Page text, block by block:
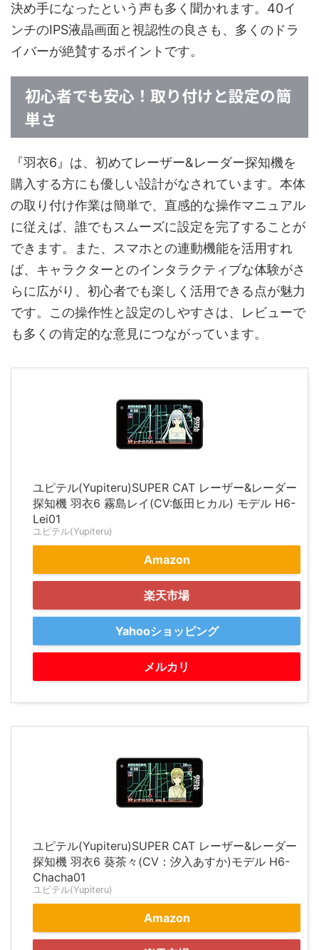
決め手になったという声も多く聞かれます。40イ
ンチのIPS液晶画面と視認性の良さも、多くのドラ
イバーが絶賛するポイントです。
初心者でも安心！取り付けと設定の簡
単さ
『羽衣6』は、初めてレーザー&レーダー探知機を
購入する方にも優しい設計がなされています。本体
の取り付け作業は簡単で、直感的な操作マニュアル
に従えば、誰でもスムーズに設定を完了することが
できます。また、スマホとの連動機能を活用すれ
ば、キャラクターとのインタラクティブな体験がさ
らに広がり、初心者でも楽しく活用できる点が魅力
です。この操作性と設定のしやすさは、レビューで
も多くの肯定的な意見につながっています。
ユピテル(Yupiteru)SUPER CAT レーザー&レーダー
探知機 羽衣6 霧島レイ(CV:飯田ヒカル) モデル H6-
Lei01
ユピテル(Yupiteru)
Amazon
楽天市場
Yahooショッピング
メルカリ
ユピテル(Yupiteru)SUPER CAT レーザー&レーダー
探知機 羽衣6 葵茶々(CV：汐入あすか)モデル H6-
Chacha01
ユピテル(Yupiteru)
Amazon